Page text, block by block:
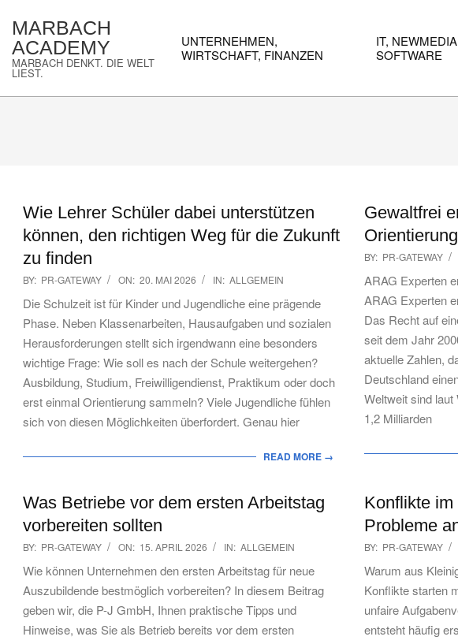
content
MARBACH
ACADEMY
MARBACH DENKT. DIE WELT
LIEST.
Navigation
UNTERNEHMEN,
WIRTSCHAFT, FINANZEN
IT,
SOFTWARE
Wie Lehrer Schüler dabei unterstützen
können, den richtigen Weg für die Zukunft
zu finden
2026-
05-
20
BY: PR-GATEWAY ON: 20. MAI 2026 IN: ALLGEMEIN
Die Schulzeit ist für Kinder und Jugendliche eine prägende
Phase. Neben Klassenarbeiten, Hausaufgaben und sozialen
Herausforderungen stellt sich irgendwann eine besonders
wichtige Frage: Wie soll es nach der Schule weitergehen?
Ausbildung, Studium, Freiwilligendienst, Praktikum oder doch
erst einmal Orientierung sammeln? Viele Jugendliche fühlen
sich von diesen Möglichkeiten überfordert. Genau hier
READ MORE →
Gewaltfrei
2026-
04-
28
BY: PR-GATEWAY
ARAG Experten
ARAG Experten
Das Recht auf
seit dem Jahr
aktuelle Zahlen,
Deutschland
Weltweit sind
1,2 Milliarden
Was Betriebe vor dem ersten Arbeitstag
vorbereiten sollten
2026-
04-
15
BY: PR-GATEWAY ON: 15. APRIL 2026 IN: ALLGEMEIN
Wie können Unternehmen den ersten Arbeitstag für neue
Auszubildende bestmöglich vorbereiten? In diesem Beitrag
geben wir, die P-J GmbH, Ihnen praktische Tipps und
Hinweise, was Sie als Betrieb bereits vor dem ersten
Konflikte
Probleme
2026-
03-
18
BY: PR-GATEWAY
Warum aus
Konflikte starten
unfaire
entsteht häufig